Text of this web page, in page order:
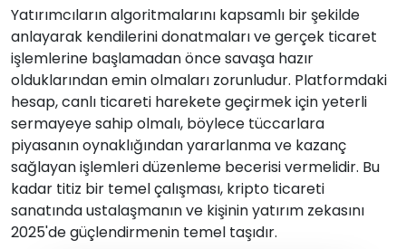
Yatırımcıların algoritmalarını kapsamlı bir şekilde
anlayarak kendilerini donatmaları ve gerçek ticaret
işlemlerine başlamadan önce savaşa hazır
olduklarından emin olmaları zorunludur. Platformdaki
hesap, canlı ticareti harekete geçirmek için yeterli
sermayeye sahip olmalı, böylece tüccarlara
piyasanın oynaklığından yararlanma ve kazanç
sağlayan işlemleri düzenleme becerisi vermelidir. Bu
kadar titiz bir temel çalışması, kripto ticareti
sanatında ustalaşmanın ve kişinin yatırım zekasını
2025'de güçlendirmenin temel taşıdır.